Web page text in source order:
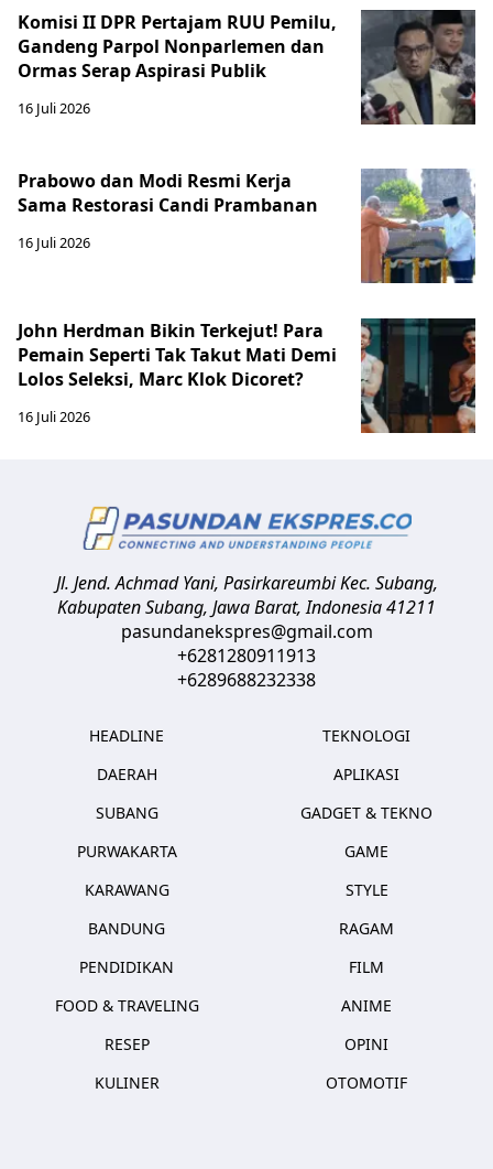
Komisi II DPR Pertajam RUU Pemilu,
Gandeng Parpol Nonparlemen dan
Ormas Serap Aspirasi Publik
16 Juli 2026
Prabowo dan Modi Resmi Kerja
Sama Restorasi Candi Prambanan
16 Juli 2026
John Herdman Bikin Terkejut! Para
Pemain Seperti Tak Takut Mati Demi
Lolos Seleksi, Marc Klok Dicoret?
16 Juli 2026
Jl. Jend. Achmad Yani, Pasirkareumbi Kec. Subang,
Kabupaten Subang, Jawa Barat,Indonesia41211
pasundanekspres@gmail.com
+6281280911913
+6289688232338
HEADLINE
DAERAH
SUBANG
PURWAKARTA
KARAWANG
BANDUNG
PENDIDIKAN
FOOD & TRAVELING
RESEP
KULINER
TEKNOLOGI
APLIKASI
GADGET & TEKNO
GAME
STYLE
RAGAM
FILM
ANIME
OPINI
OTOMOTIF